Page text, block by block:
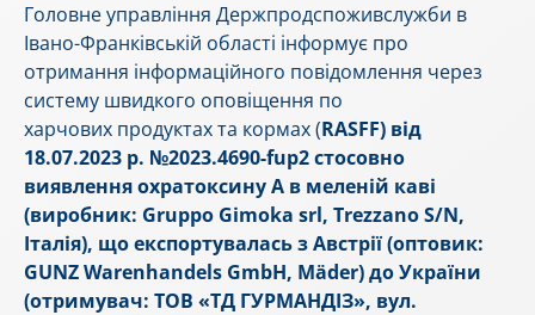
Головне управління Держпродспоживслужби в
Івано-Франківській області інформує про
отримання інформаційного повідомлення через
систему швидкого оповіщення по
харчових продуктах та кормах (RASFF) від
18.07.2023 р. №2023.4690-fup2 стосовно
виявлення охратоксину А в меленій каві
(виробник: Gruppo Gimoka srl, Trezzano S/N,
Італія), що експортувалась з Австрії (оптовик:
GUNZ Warenhandels GmbH, Mäder) до України
(отримувач: ТОВ «ТД ГУРМАНДІЗ», вул.